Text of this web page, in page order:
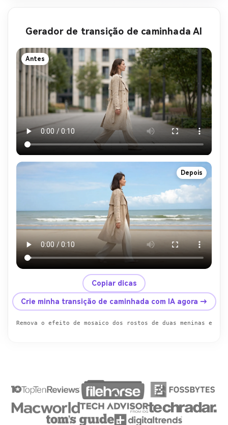
Gerador de transição de caminhada AI
Antes
Depois
Copiar dicas
Crie minha transição de caminhada com IA agora →
Remova o efeito de mosaico dos rostos de duas meninas e